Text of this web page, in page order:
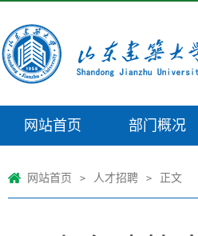
网站首页 部门概况
网站首页 > 人才招聘 > 正文